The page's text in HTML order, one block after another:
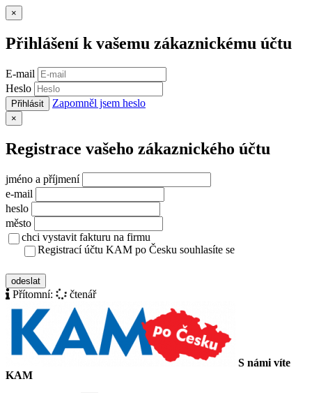
×
Přihlášení k vašemu zákaznickému účtu
E-mail
Heslo
Přihlásit Zapomněl jsem heslo
×
Registrace vašeho zákaznického účtu
jméno a příjmení
e-mail
heslo
město
chci vystavit fakturu na firmu
Registrací účtu KAM po Česku souhlasíte se
odeslat
Přítomní: čtenář
S námi víte
KAM